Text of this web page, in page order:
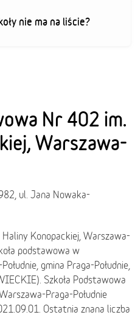
nie ma na liście?
Nr 402 im.
Warszawa-
ul. Jana Nowaka-
Konopackiej, Warszawa-
podstawowa w
gmina Praga-Południe,
Szkoła Podstawowa
Praga-Południe
Ostatnia znana liczba